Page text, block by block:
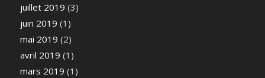
juillet 2019 (3)
juin 2019 (1)
mai 2019 (2)
avril 2019 (1)
mars 2019 (1)